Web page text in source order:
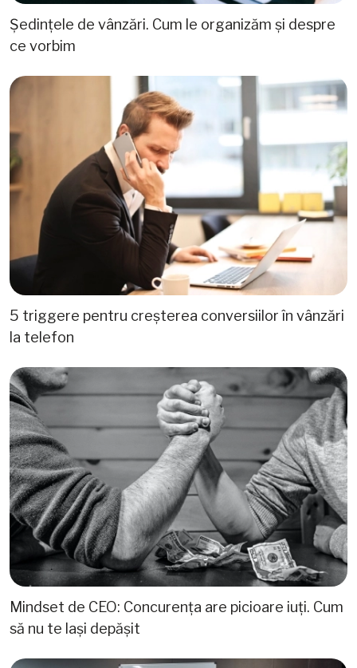
Ședințele de vânzări. Cum le organizăm și despre
ce vorbim
5 triggere pentru creșterea conversiilor în vânzări
la telefon
Mindset de CEO: Concurența are picioare iuți. Cum
să nu te lași depășit